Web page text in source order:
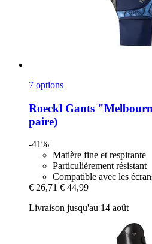
7 options
Roeckl Gants
paire)
-41%
Matière fine et respirante
Particulièrement résistant
Compatible avec les
€ 26,71 € 44,99
Livraison jusqu'au 14 août